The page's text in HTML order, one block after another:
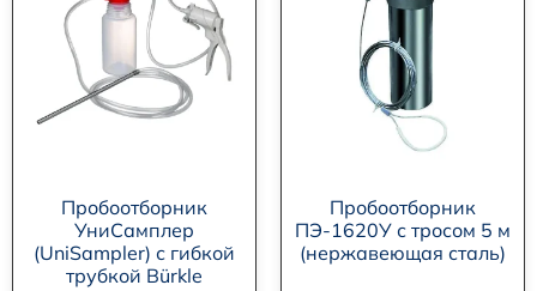
Пробоотборник
УниСамплер
(UniSampler) с гибкой
трубкой Bürkle
Пробоотборник
ПЭ-1620У с тросом 5 м
(нержавеющая сталь)